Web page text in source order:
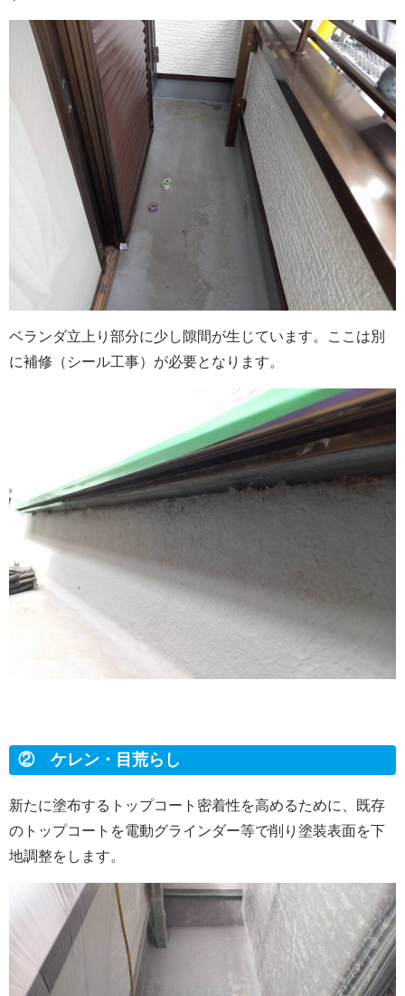
ベランダ立上り部分に少し隙間が生じています。ここは別
に補修（シール工事）が必要となります。
② ケレン・目荒らし
新たに塗布するトップコート密着性を高めるために、既存
のトップコートを電動グラインダー等で削り塗装表面を下
地調整をします。